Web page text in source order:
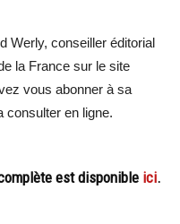
Werly, conseiller éditorial
la France sur le site
vous abonner à sa
consulter en ligne.
est disponible ici.